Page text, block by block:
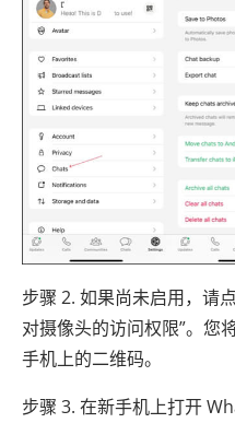
步骤 2. 如果尚未启用，请
对摄像头的访问权限”。您
手机上的二维码。
步骤 3. 在新手机上打开